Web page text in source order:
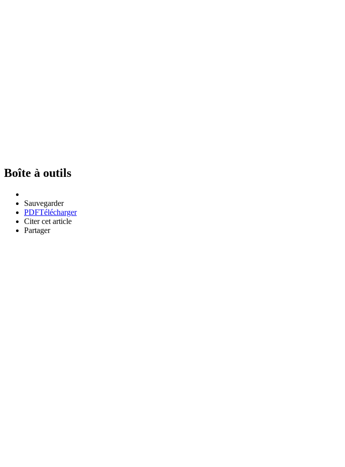
Boîte à outils
Sauvegarder
PDFTélécharger
Citer cet article
Partager